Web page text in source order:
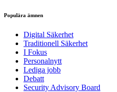
Populära ämnen
Digital Säkerhet
Traditionell Säkerhet
I Fokus
Personalnytt
Lediga jobb
Debatt
Security Advisory Board